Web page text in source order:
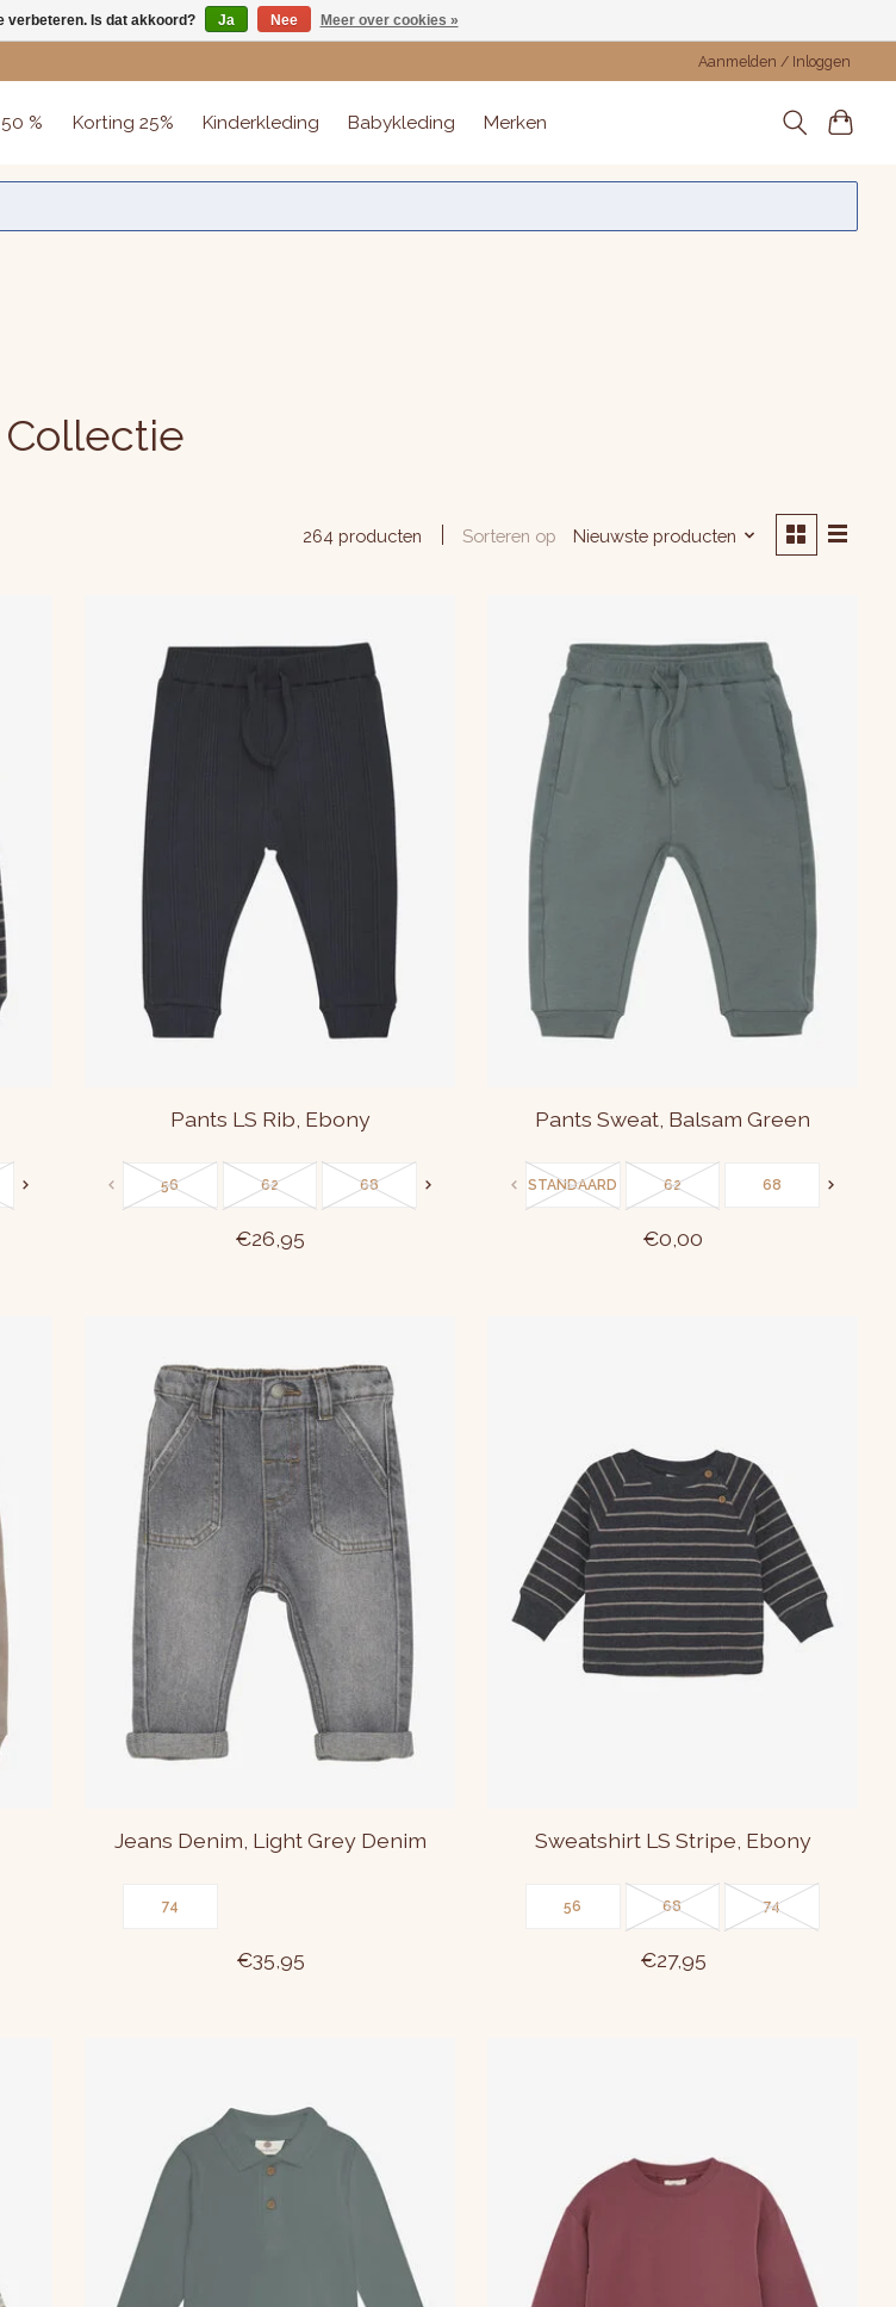
Aanmelden / Inloggen
% Korting 25% Kinderkleding Babykleding Merken
Collectie
264 producten Sorteren op Nieuwste producten
86
Pants LS Rib, Ebony
56 62 68 80 86
€26,95
Pants Sweat, Balsam Green
STANDAARD 62 68
€0,00
Jeans Denim, Light Grey Denim
74
€35,95
Sweatshirt LS Stripe, Ebony
56 68 74
€27,95
verbeteren. Is dat akkoord? Ja Nee Meer over cookies »